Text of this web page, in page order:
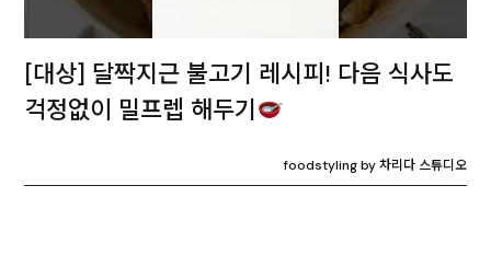
[대상] 달짝지근 불고기 레시피! 다음 식사도
걱정없이 밀프렙 해두기
foodstyling by 차리다 스튜디오